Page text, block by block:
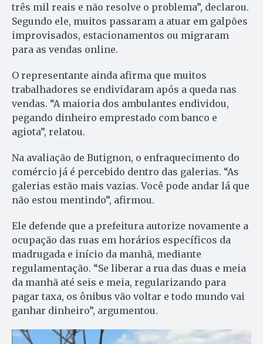
três mil reais e não resolve o problema”, declarou.
Segundo ele, muitos passaram a atuar em galpões
improvisados, estacionamentos ou migraram
para as vendas online.
O representante ainda afirma que muitos
trabalhadores se endividaram após a queda nas
vendas. “A maioria dos ambulantes endividou,
pegando dinheiro emprestado com banco e
agiota”, relatou.
Na avaliação de Butignon, o enfraquecimento do
comércio já é percebido dentro das galerias. “As
galerias estão mais vazias. Você pode andar lá que
não estou mentindo”, afirmou.
Ele defende que a prefeitura autorize novamente a
ocupação das ruas em horários específicos da
madrugada e início da manhã, mediante
regulamentação. “Se liberar a rua das duas e meia
da manhã até seis e meia, regularizando para
pagar taxa, os ônibus vão voltar e todo mundo vai
ganhar dinheiro”, argumentou.